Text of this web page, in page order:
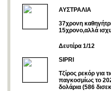
ΑΥΣΤΡΑΛΙΑ
37χρονη
15χρονο,αλλά
Δευτέρα 1/12
SIPRI
Τζίρος ρεκόρ για
παγκοσμίως το
δολάρια (586